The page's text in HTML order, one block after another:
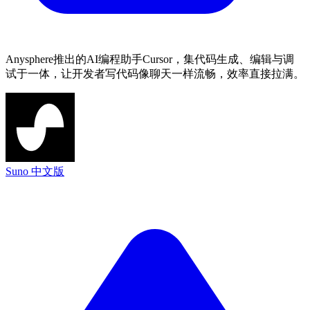
Anysphere推出的AI编程助手Cursor，集代码生成、编辑与调
试于一体，让开发者写代码像聊天一样流畅，效率直接拉满。
Suno 中文版